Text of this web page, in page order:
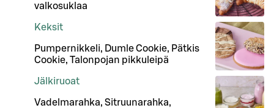
valkosuklaa
Keksit
Pumpernikkeli, Dumle Cookie, Pätkis
Cookie, Talonpojan pikkuleipä
Jälkiruoat
Vadelmarahka, Sitruunarahka,